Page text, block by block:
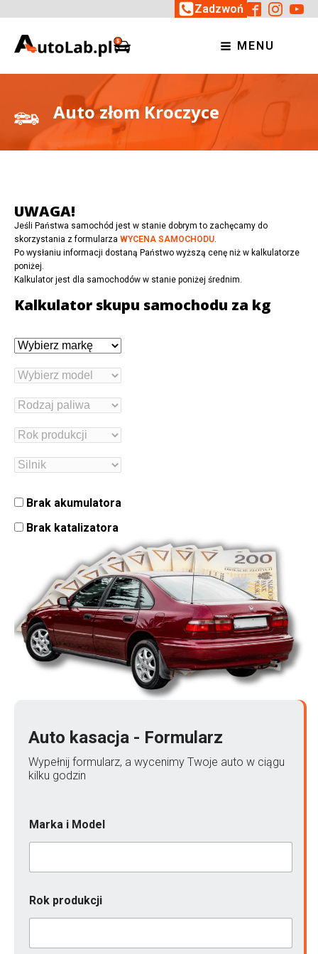
Zadzwoń
MENU
Auto złom Kroczyce
UWAGA!
Jeśli Państwa samochód jest w stanie dobrym to zachęcamy do
skorzystania z formularza WYCENA SAMOCHODU.
Po wysłaniu informacji dostaną Państwo wyższą cenę niż w kalkulatorze
poniżej.
Kalkulator jest dla samochodów w stanie poniżej średnim.
Kalkulator skupu samochodu za kg
Brak akumulatora
Brak katalizatora
Auto kasacja - Formularz
Wypełnij formularz, a wycenimy Twoje auto w ciągu
kilku godzin
Marka i Model
Rok produkcji